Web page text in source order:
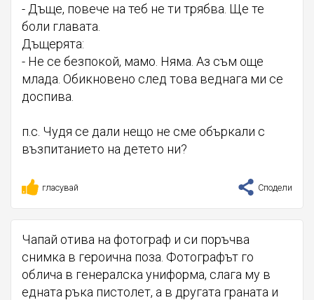
- Дъще, повече на теб не ти трябва. Ще те
боли главата.
Дъщерята:
- Не се безпокой, мамо. Няма. Аз съм още
млада. Обикновено след това веднага ми се
доспива.
п.с. Чудя се дали нещо не сме объркали с
възпитанието на детето ни?
гласувай Сподели
Чапай отива на фотограф и си поръчва
снимка в героична поза. Фотографът го
облича в генералска униформа, слага му в
едната ръка пистолет, а в другата граната и